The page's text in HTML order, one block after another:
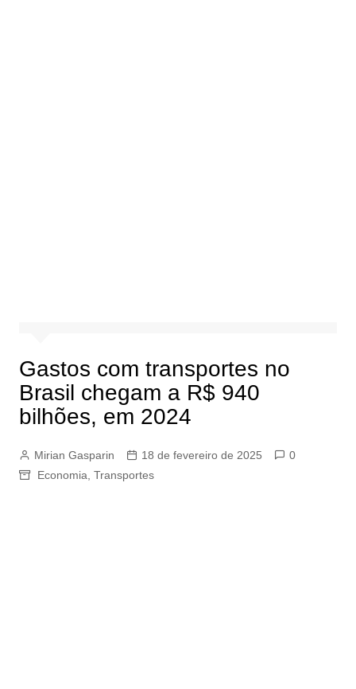
Gastos com transportes no
Brasil chegam a R$ 940
bilhões, em 2024
Mirian Gasparin 18 de fevereiro de 2025
0
Economia Transportes